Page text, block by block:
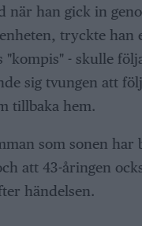
när han gick in
tryckte han
"kompis" - skulle
sig tvungen att
tillbaka hem.
som sonen
att 43-åringen
händelsen.